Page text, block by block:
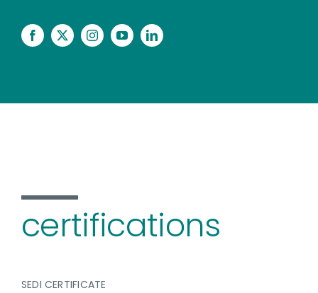
certifications
SEDI CERTIFICATE